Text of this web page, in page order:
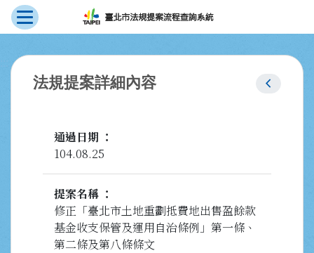
跳到主要內容
展開選單
法規提案詳細內容 chevron_left
通過日期
104.08.25
提案名稱
修正「臺北市土地重劃抵費地出售盈餘款
基金收支保管及運用自治條例」第一條、
第二條及第八條條文